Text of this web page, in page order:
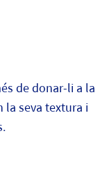
de donar-li a la
la seva textura i